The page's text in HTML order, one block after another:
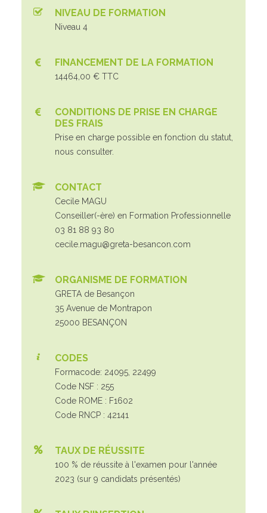
NIVEAU DE FORMATION
Niveau 4
FINANCEMENT DE LA FORMATION
14464,00 € TTC
CONDITIONS DE PRISE EN CHARGE
DES FRAIS
Prise en charge possible en fonction du statut,
nous consulter.
CONTACT
Cecile MAGU
Conseiller(-ère) en Formation Professionnelle
03 81 88 93 80
cecile.magu@greta-besancon.com
ORGANISME DE FORMATION
GRETA de Besançon
35 Avenue de Montrapon
25000 BESANÇON
CODES
Formacode: 24095, 22499
Code NSF : 255
Code ROME : F1602
Code RNCP : 42141
TAUX DE RÉUSSITE
100 % de réussite à l'examen pour l'année
2023 (sur 9 candidats présentés)